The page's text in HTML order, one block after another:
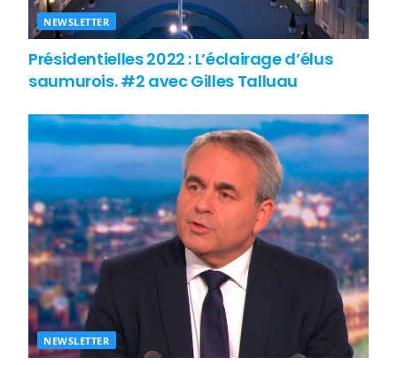
NEWSLETTER
Présidentielles 2022 : L’éclairage d’élus
saumurois. #2 avec Gilles Talluau
NEWSLETTER